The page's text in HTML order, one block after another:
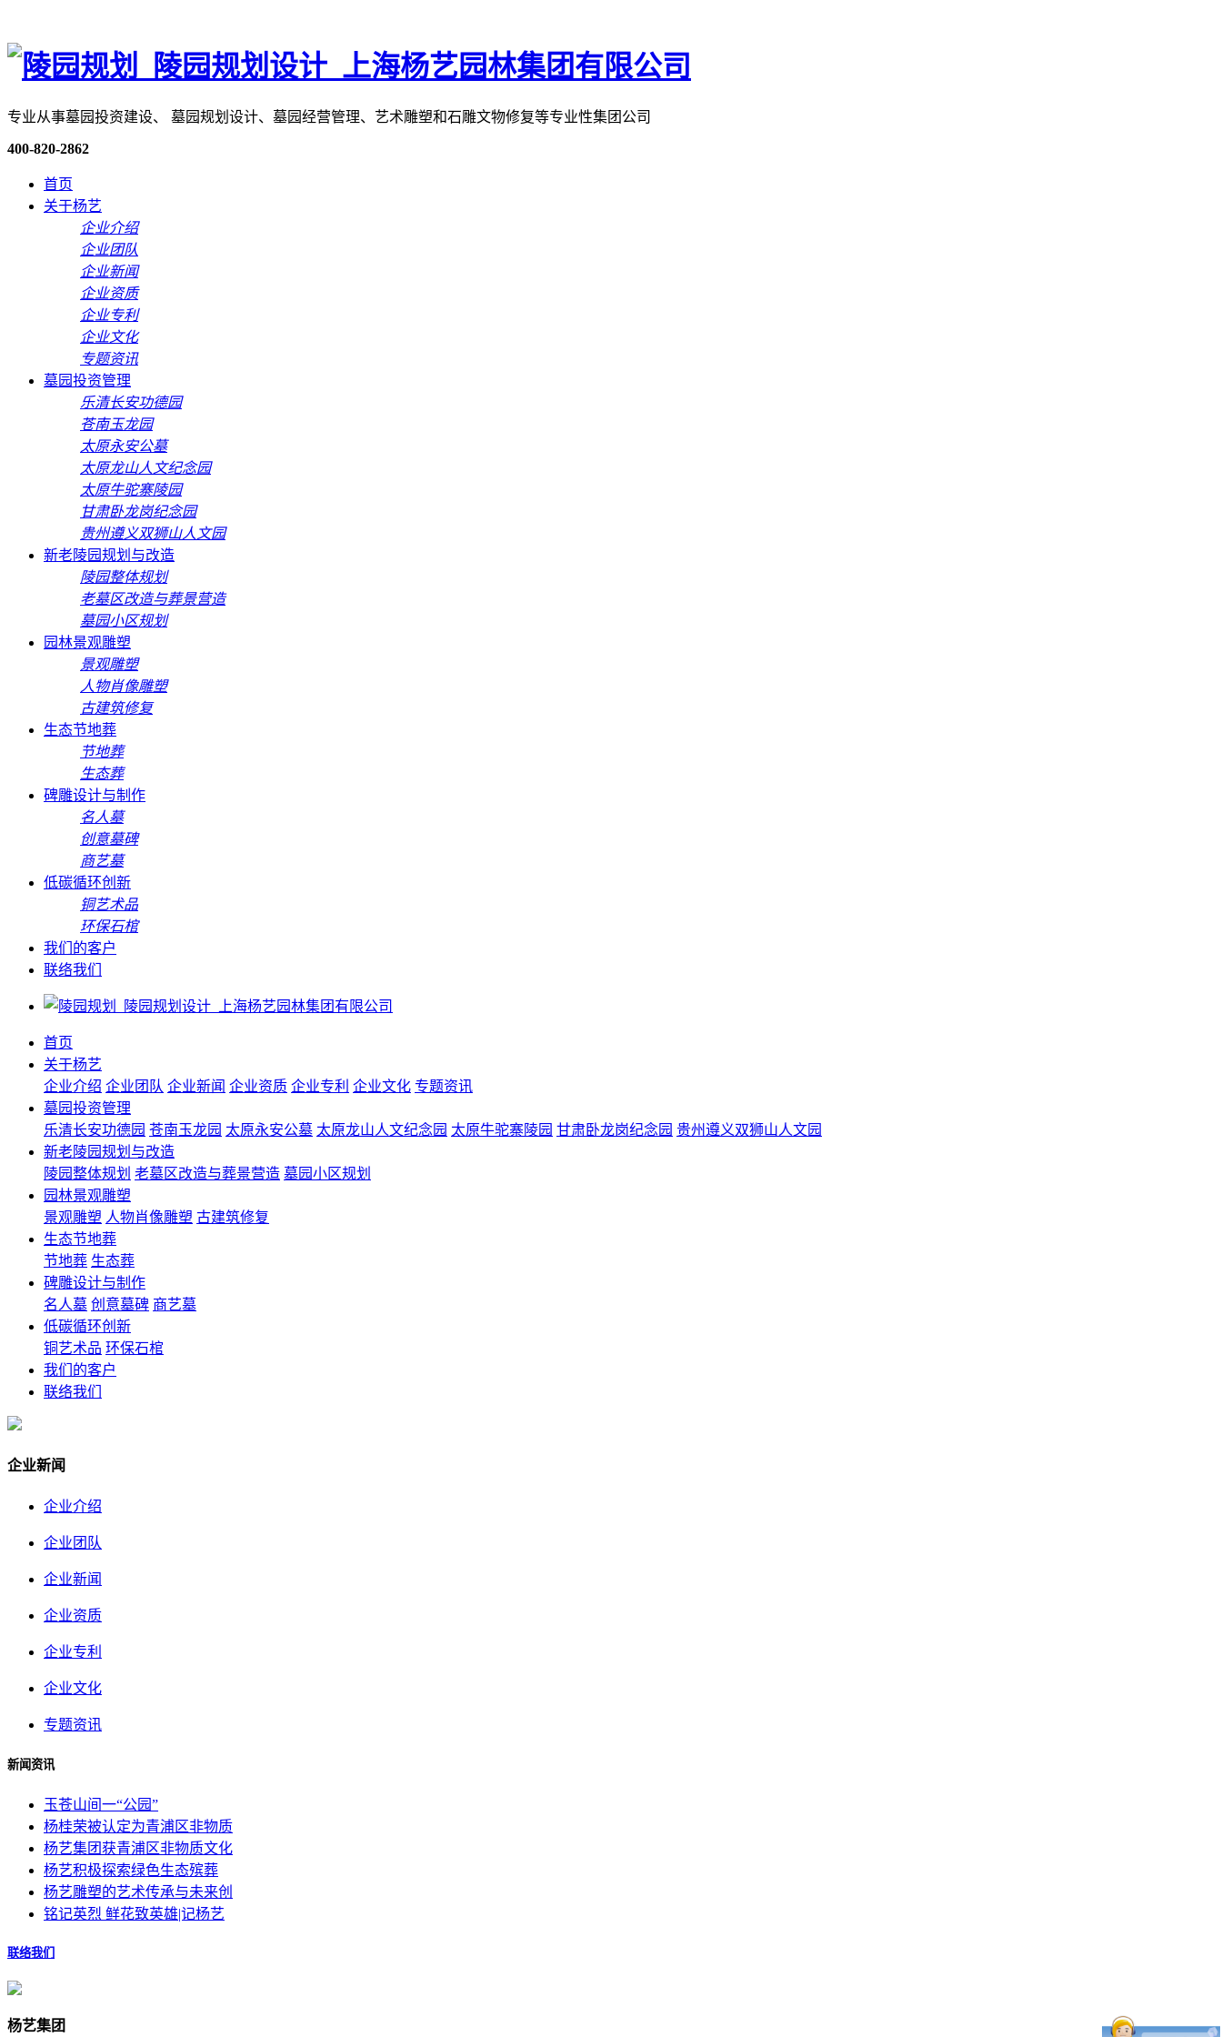
专业从事墓园投资建设、 墓园规划设计、墓园经营管理、艺术雕塑和石雕文物修复等专业性集团公司
400-820-2862
首页
关于杨艺
企业介绍
企业团队
企业新闻
企业资质
企业专利
企业文化
专题资讯
墓园投资管理
乐清长安功德园
苍南玉龙园
太原永安公墓
太原龙山人文纪念园
太原牛驼寨陵园
甘肃卧龙岗纪念园
贵州遵义双狮山人文园
新老陵园规划与改造
陵园整体规划
老墓区改造与葬景营造
墓园小区规划
园林景观雕塑
景观雕塑
人物肖像雕塑
古建筑修复
生态节地葬
节地葬
生态葬
碑雕设计与制作
名人墓
创意墓碑
商艺墓
低碳循环创新
铜艺术品
环保石棺
我们的客户
联络我们
首页
关于杨艺
企业介绍 企业团队 企业新闻 企业资质 企业专利 企业文化 专题资讯
墓园投资管理
乐清长安功德园 苍南玉龙园 太原永安公墓 太原龙山人文纪念园 太原牛驼寨陵园 甘肃卧龙岗纪念园 贵州遵义双狮山人文园
新老陵园规划与改造
陵园整体规划 老墓区改造与葬景营造 墓园小区规划
园林景观雕塑
景观雕塑 人物肖像雕塑 古建筑修复
生态节地葬
节地葬 生态葬
碑雕设计与制作
名人墓 创意墓碑 商艺墓
低碳循环创新
铜艺术品 环保石棺
我们的客户
联络我们
企业新闻
企业介绍
企业团队
企业新闻
企业资质
企业专利
企业文化
专题资讯
新闻资讯
玉苍山间一“公园”
杨桂荣被认定为青浦区非物质
杨艺集团获青浦区非物质文化
杨艺积极探索绿色生态殡葬
杨艺雕塑的艺术传承与未来创
铭记英烈 鲜花致英雄|记杨艺
联络我们
杨艺集团